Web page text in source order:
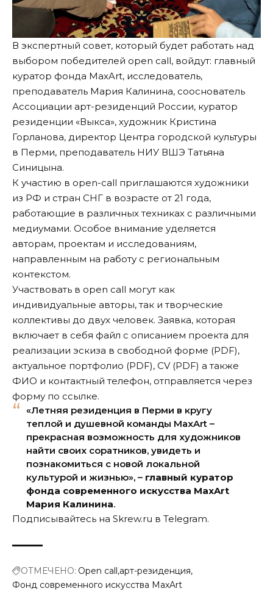
В экспертный совет, который будет работать над
выбором победителей open call, войдут: главный
куратор фонда MaxArt, исследователь,
преподаватель Мария Калинина, сооснователь
Ассоциации арт-резиденций России, куратор
резиденции «Выкса», художник Кристина
Горланова, директор Центра городской культуры
в Перми, преподаватель НИУ ВШЭ Татьяна
Синицына.
К участию в open-call приглашаются художники
из РФ и стран СНГ в возрасте от 21 года,
работающие в различных техниках с различными
медиумами. Особое внимание уделяется
авторам, проектам и исследованиям,
направленным на работу с региональным
контекстом.
Участвовать в open call могут как
индивидуальные авторы, так и творческие
коллективы до двух человек. Заявка, которая
включает в себя файл с описанием проекта для
реализации эскиза в свободной форме (PDF),
актуальное портфолио (PDF), CV (PDF) а также
ФИО и контактный телефон, отправляется через
форму по ссылке.
«Летняя резиденция в Перми в кругу
теплой и душевной команды MaxArt –
прекрасная возможность для художников
найти своих соратников, увидеть и
познакомиться с новой локальной
культурой и жизнью», – главный куратор
фонда современного искусства MaxArt
Мария Калинина.
Подписывайтесь на Skrew.ru в Telegram.
ОТМЕЧЕНО: Open call арт-резиденция
Фонд современного искусства MaxArt